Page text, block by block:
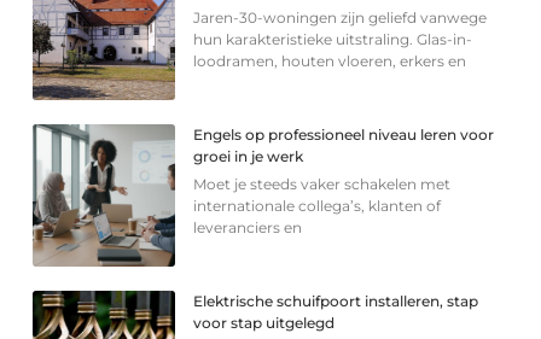
Jaren-30-woningen zijn geliefd vanwege
hun karakteristieke uitstraling. Glas-in-
loodramen, houten vloeren, erkers en
Engels op professioneel niveau leren voor
groei in je werk
Moet je steeds vaker schakelen met
internationale collega’s, klanten of
leveranciers en
Elektrische schuifpoort installeren, stap
voor stap uitgelegd